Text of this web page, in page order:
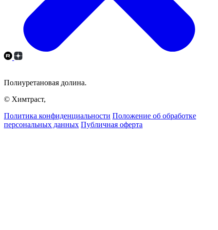
Полиуретановая долина.
© Химтраст,
Политика конфиденциальности Положение об обработке
персональных данных Публичная оферта